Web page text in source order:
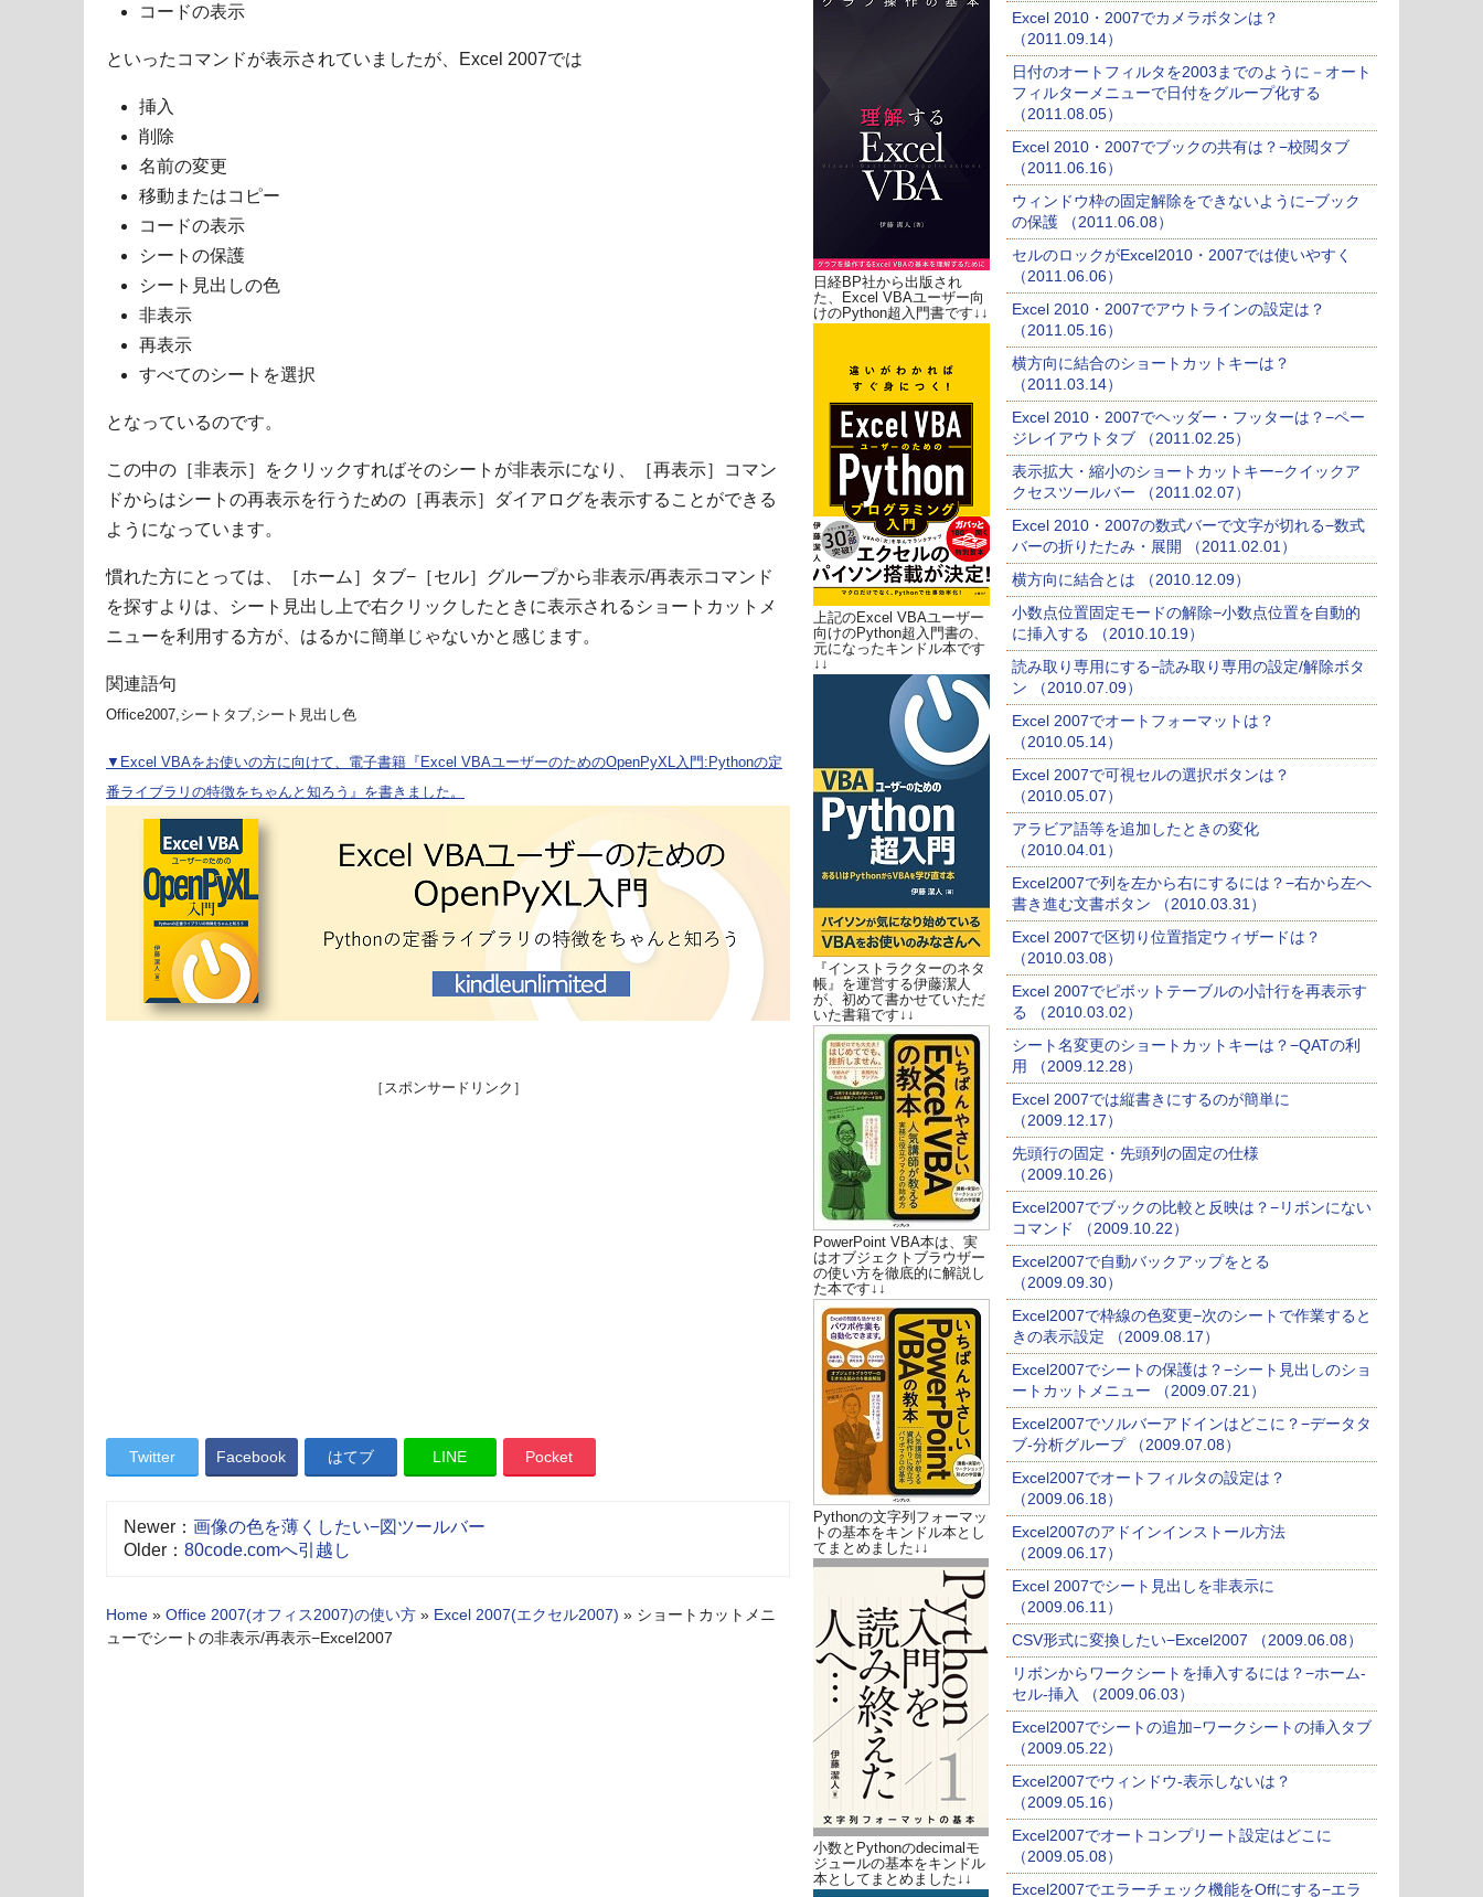
コードの表示
といったコマンドが表示されていましたが、Excel 2007では
挿入
削除
名前の変更
移動またはコピー
コードの表示
シートの保護
シート見出しの色
非表示
再表示
すべてのシートを選択
となっているのです。
この中の［非表示］をクリックすればそのシートが非表示になり、［再表示］コマン
ドからはシートの再表示を行うための［再表示］ダイアログを表示することができる
ようになっています。
慣れた方にとっては、［ホーム］タブ−［セル］グループから非表示/再表示コマンド
を探すよりは、シート見出し上で右クリックしたときに表示されるショートカットメ
ニューを利用する方が、はるかに簡単じゃないかと感じます。
関連語句
Office2007,シートタブ,シート見出し色
▼Excel VBAをお使いの方に向けて、電子書籍『Excel VBAユーザーのためのOpenPyXL入門:Pythonの定
番ライブラリの特徴をちゃんと知ろう』を書きました。
［スポンサードリンク］
Twitter Facebook はてブ LINE Pocket
Newer： 画像の色を薄くしたい−図ツールバー
Older： 80code.comへ引越し
Home » Office 2007(オフィス2007)の使い方 » Excel 2007(エクセル2007) » ショートカットメニ
ューでシートの非表示/再表示−Excel2007
日経BP社から出版され
た、Excel VBAユーザー向
けのPython超入門書です↓↓
上記のExcel VBAユーザー
向けのPython超入門書の、
元になったキンドル本です
↓↓
『インストラクターのネタ
帳』を運営する伊藤潔人
が、初めて書かせていただ
いた書籍です↓↓
PowerPoint VBA本は、実
はオブジェクトブラウザー
の使い方を徹底的に解説し
た本です↓↓
Pythonの文字列フォーマッ
トの基本をキンドル本とし
てまとめました↓↓
小数とPythonのdecimalモ
ジュールの基本をキンドル
本としてまとめました↓↓
Excel 2010・2007でカメラボタンは？
（2011.09.14）
日付のオートフィルタを2003までのように－オート
フィルターメニューで日付をグループ化する
（2011.08.05）
Excel 2010・2007でブックの共有は？−校閲タブ
（2011.06.16）
ウィンドウ枠の固定解除をできないように−ブック
の保護 （2011.06.08）
セルのロックがExcel2010・2007では使いやすく
（2011.06.06）
Excel 2010・2007でアウトラインの設定は？
（2011.05.16）
横方向に結合のショートカットキーは？
（2011.03.14）
Excel 2010・2007でヘッダー・フッターは？−ペー
ジレイアウトタブ （2011.02.25）
表示拡大・縮小のショートカットキー−クイックア
クセスツールバー （2011.02.07）
Excel 2010・2007の数式バーで文字が切れる−数式
バーの折りたたみ・展開 （2011.02.01）
横方向に結合とは （2010.12.09）
小数点位置固定モードの解除−小数点位置を自動的
に挿入する （2010.10.19）
読み取り専用にする−読み取り専用の設定/解除ボタ
ン （2010.07.09）
Excel 2007でオートフォーマットは？
（2010.05.14）
Excel 2007で可視セルの選択ボタンは？
（2010.05.07）
アラビア語等を追加したときの変化
（2010.04.01）
Excel2007で列を左から右にするには？−右から左へ
書き進む文書ボタン （2010.03.31）
Excel 2007で区切り位置指定ウィザードは？
（2010.03.08）
Excel 2007でピボットテーブルの小計行を再表示す
る （2010.03.02）
シート名変更のショートカットキーは？−QATの利
用 （2009.12.28）
Excel 2007では縦書きにするのが簡単に
（2009.12.17）
先頭行の固定・先頭列の固定の仕様
（2009.10.26）
Excel2007でブックの比較と反映は？−リボンにない
コマンド （2009.10.22）
Excel2007で自動バックアップをとる
（2009.09.30）
Excel2007で枠線の色変更−次のシートで作業すると
きの表示設定 （2009.08.17）
Excel2007でシートの保護は？−シート見出しのショ
ートカットメニュー （2009.07.21）
Excel2007でソルバーアドインはどこに？−データタ
ブ-分析グループ （2009.07.08）
Excel2007でオートフィルタの設定は？
（2009.06.18）
Excel2007のアドインインストール方法
（2009.06.17）
Excel 2007でシート見出しを非表示に
（2009.06.11）
CSV形式に変換したい−Excel2007 （2009.06.08）
リボンからワークシートを挿入するには？−ホーム-
セル-挿入 （2009.06.03）
Excel2007でシートの追加−ワークシートの挿入タブ
（2009.05.22）
Excel2007でウィンドウ-表示しないは？
（2009.05.16）
Excel2007でオートコンプリート設定はどこに
（2009.05.08）
Excel2007でエラーチェック機能をOffにする−エラ